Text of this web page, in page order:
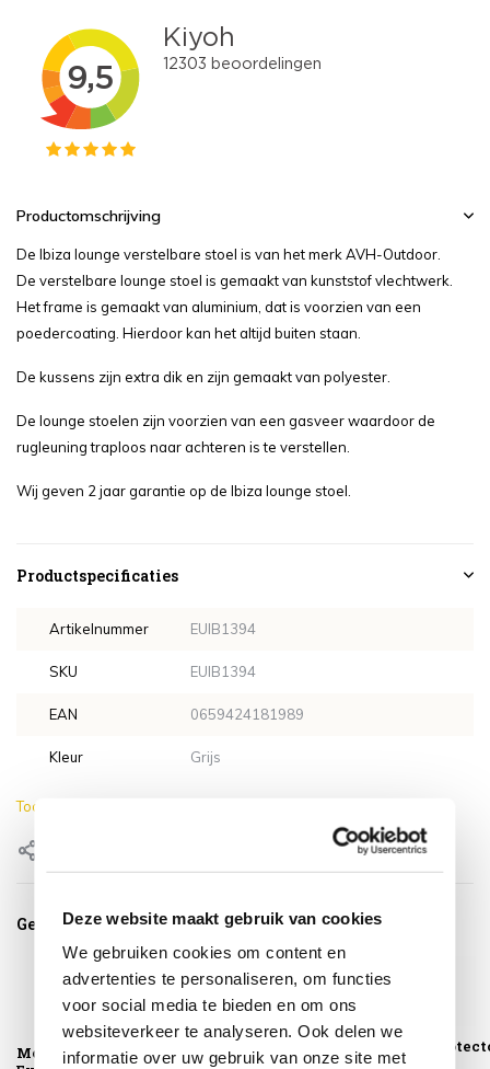
Deze website maakt gebruik van cookies
We gebruiken cookies om content en
advertenties te personaliseren, om functies
voor social media te bieden en om ons
websiteverkeer te analyseren. Ook delen we
informatie over uw gebruik van onze site met
Productomschrijving
De Ibiza lounge verstelbare stoel is van het merk AVH-Outdoor.
De verstelbare lounge stoel is gemaakt van kunststof vlechtwerk.
Het frame is gemaakt van aluminium, dat is voorzien van een
poedercoating. Hierdoor kan het altijd buiten staan.
De kussens zijn extra dik en zijn gemaakt van polyester.
De lounge stoelen zijn voorzien van een gasveer waardoor de
rugleuning traploos naar achteren is te verstellen.
Wij geven 2 jaar garantie op de Ibiza lounge stoel.
Productspecificaties
Artikelnummer EUIB1394
SKU EUIB1394
EAN 0659424181989
Kleur Grijs
Toon meer
Gerelateerde producten
Montagelevering -
Textiel Cleaner
SUNS shine
Furniture
SUNS shine